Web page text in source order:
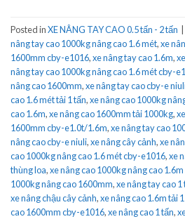
Posted inXE NÂNG TAY CAO 0.5 tấn - 2 tấn
nâng tay cao 1000kg nâng cao 1.6 mét,xe
1600mm cby-e1016,xe nâng tay cao 1.6m,
nâng tay cao 1000kg nâng cao 1.6 mét cby-
nâng cao 1600mm,xe nâng tay cao cby-e
cao 1.6 mét tải 1 tấn,xe nâng cao 1000kg
cao 1.6m,xe nâng cao 1600mm tải 1000kg,
1600mm cby-e1.0t/1.6m,xe nâng tay cao
nâng cao cby-e niuli,xe nâng cây cảnh,xe
cao 1000kg nâng cao 1.6 mét cby-e1016,xe
thùng loa,xe nâng cao 1000kg nâng cao
1000kg nâng cao 1600mm,xe nâng tay cao
xe nâng chậu cây cảnh,xe nâng cao 1.6m tải
cao 1600mm cby-e1016,xe nâng cao 1 tấn,